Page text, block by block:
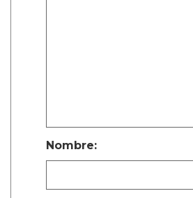
Nombre: